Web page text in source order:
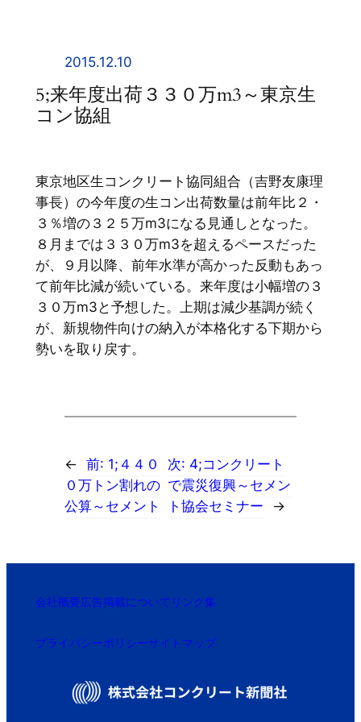
2015.12.10
5;来年度出荷３３０万m3～東京生
コン協組
東京地区生コンクリート協同組合（吉野友康理
事長）の今年度の生コン出荷数量は前年比２・
３％増の３２５万m3になる見通しとなった。
８月までは３３０万m3を超えるペースだった
が、９月以降、前年水準が高かった反動もあっ
て前年比減が続いている。来年度は小幅増の３
３０万m3と予想した。上期は減少基調が続く
が、新規物件向けの納入が本格化する下期から
勢いを取り戻す。
← 前: 1;４４０
０万トン割れの
公算～セメント
次: 4;コンクリート
で震災復興～セメン
ト協会セミナー
→
会社概要広告掲載について リンク集
プライバシーポリシーサイトマップ